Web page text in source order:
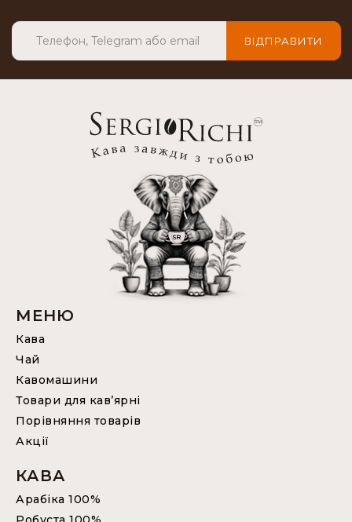
ВІДПРАВИТИ
МЕНЮ
Кава
Чай
Кавомашини
Товари для кав’ярні
Порівняння товарів
Акції
КАВА
Арабіка 100%